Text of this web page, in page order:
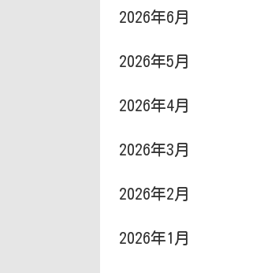
2026年6月
2026年5月
2026年4月
2026年3月
2026年2月
2026年1月